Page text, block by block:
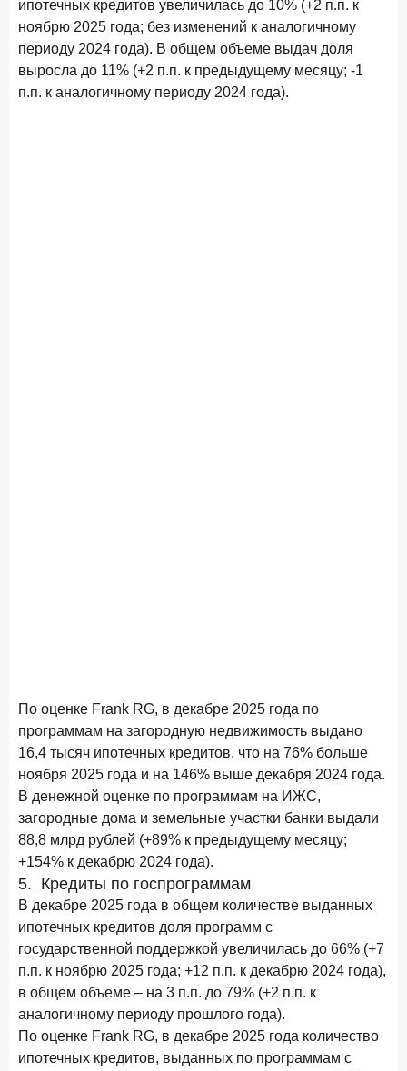
ипотечных кредитов увеличилась до 10% (+2 п.п. к
ноябрю 2025 года; без изменений к аналогичному
периоду 2024 года). В общем объеме выдач доля
выросла до 11% (+2 п.п. к предыдущему месяцу; -1
п.п. к аналогичному периоду 2024 года).
По оценке Frank RG, в декабре 2025 года по
программам на загородную недвижимость выдано
16,4 тысяч ипотечных кредитов, что на 76% больше
ноября 2025 года и на 146% выше декабря 2024 года.
В денежной оценке по программам на ИЖС,
загородные дома и земельные участки банки выдали
88,8 млрд рублей (+89% к предыдущему месяцу;
+154% к декабрю 2024 года).
5. Кредиты по госпрограммам
В декабре 2025 года в общем количестве выданных
ипотечных кредитов доля программ с
государственной поддержкой увеличилась до 66% (+7
п.п. к ноябрю 2025 года; +12 п.п. к декабрю 2024 года),
в общем объеме – на 3 п.п. до 79% (+2 п.п. к
аналогичному периоду прошлого года).
По оценке Frank RG, в декабре 2025 года количество
ипотечных кредитов, выданных по программам с